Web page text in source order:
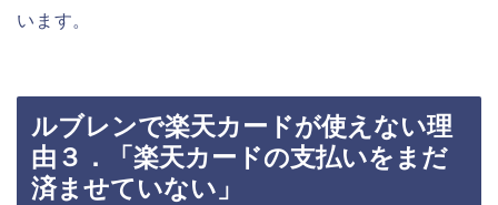
います。
ルブレンで楽天カードが使えない理
由３．「楽天カードの支払いをまだ
済ませていない」